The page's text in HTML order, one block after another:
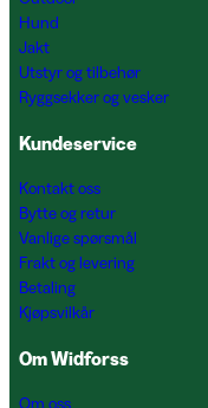
Hund
Jakt
Utstyr og tilbehør
Ryggsekker og vesker
Kundeservice
Kontakt oss
Bytte og retur
Vanlige spørsmål
Frakt og levering
Betaling
Kjøpsvilkår
Om Widforss
Om oss